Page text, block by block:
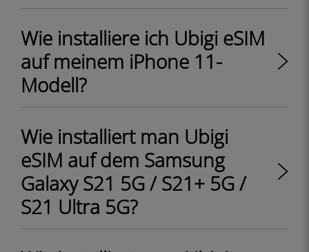
Wie installiere ich Ubigi eSIM
auf meinem iPhone 11-
Modell?
Wie installiert man Ubigi
eSIM auf dem Samsung
Galaxy S21 5G / S21+ 5G /
S21 Ultra 5G?